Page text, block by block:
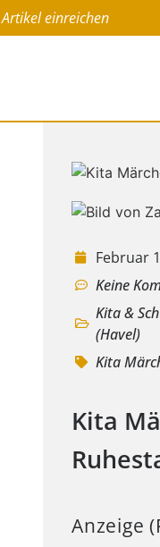
Artikel einreichen
Februar
Keine
Kita &
(Havel)
Kita
Kita
Anzeige